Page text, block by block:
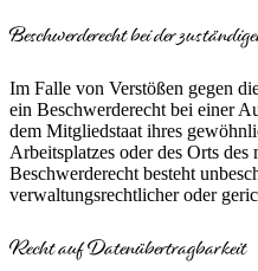
Beschwerde­recht bei der
Im Falle von Verstößen gegen
ein Beschwerderecht bei einer
dem Mitgliedstaat ihres
Arbeitsplatzes oder des Orts
Beschwerderecht besteht
verwaltungsrechtlicher oder
Recht auf Daten­übertrag­barkeit